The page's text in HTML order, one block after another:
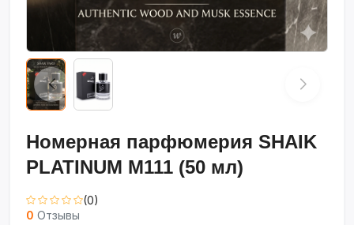
Номерная парфюмерия SHAIK
PLATINUM M111 (50 мл)
(0)
0 Отзывы